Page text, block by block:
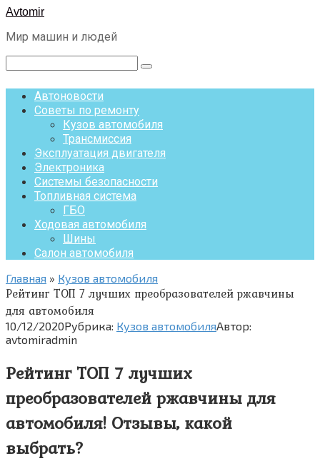
Перейти
контенту
Avtomir
Мир машин и людей
Поиск:
Автоновости
Советы по ремонту
Кузов автомобиля
Трансмиссия
Эксплуатация двигателя
Электроника
Системы безопасности
Топливная система
ГБО
Ходовая автомобиля
Шины
Салон автомобиля
Главная » Кузов автомобиля
Рейтинг ТОП 7 лучших преобразователей ржавчины
для автомобиля
10/12/2020Рубрика: Кузов автомобиляАвтор:
avtomiradmin
Рейтинг ТОП 7 лучших
преобразователей ржавчины для
автомобиля! Отзывы, какой
выбрать?